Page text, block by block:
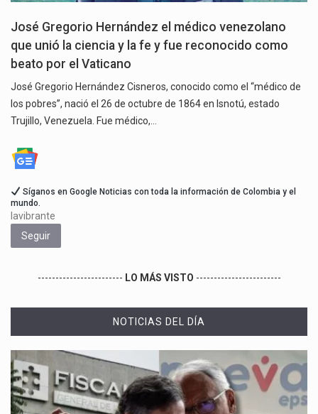
José Gregorio Hernández el médico venezolano
que unió la ciencia y la fe y fue reconocido como
beato por el Vaticano
José Gregorio Hernández Cisneros, conocido como el “médico de
los pobres”, nació el 26 de octubre de 1864 en Isnotú, estado
Trujillo, Venezuela. Fue médico,…
Síganos en Google Noticias con toda la información de Colombia y el
mundo.
lavibrante
Seguir
------------------------ LO MÁS VISTO ------------------------
NOTICIAS DEL DÍA